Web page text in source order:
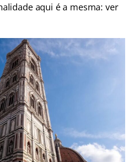
aqui é a mesma: ver